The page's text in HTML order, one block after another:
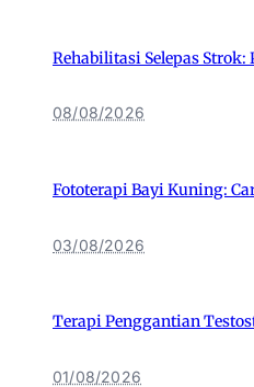
Rehabilitasi Selepas
08/08/2026
Fototerapi Bayi Kuning:
03/08/2026
Terapi Penggantian
01/08/2026